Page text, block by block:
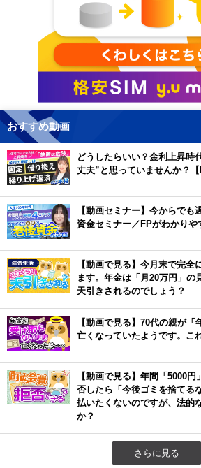
おすすめ動画
どうしたらいい？金利上昇時
丈夫”と思っていませんか？【
【動画セミナー】今からでも
資金セミナー／FPがわかりや
【動画で見る】今月末で完全
ます。年金は「月20万円」の
天引きされるのでしょう？
【動画で見る】70代の親が「
亡くなっていたようです。こ
【動画で見る】年間「5000
否したら「今後ゴミを捨てる
払いたくないのですが、法的
か？
さらに見る